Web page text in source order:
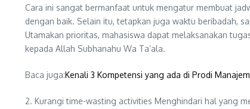
Cara ini sangat bermanfaat untuk mengatur membuat
dengan baik. Selain itu, tetapkan juga waktu beribadah,
Utamakan prioritas, mahasiswa dapat melaksanakan
kepada Allah Subhanahu Wa Ta’ala.
Baca juga:Kenali 3 Kompetensi yang ada di Prodi
2. Kurangi time-wasting activities Menghindari hal yang